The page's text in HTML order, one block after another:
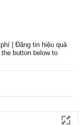
| Đăng tin hiệu quả
button below to